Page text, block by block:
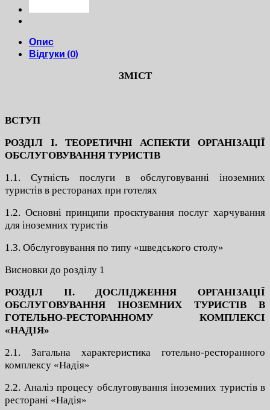
Опис
Відгуки (0)
ЗМІСТ
ВСТУП
РОЗДІЛ І. ТЕОРЕТИЧНІ АСПЕКТИ ОРГАНІЗАЦІЇ
ОБСЛУГОВУВАННЯ ТУРИСТІВ
1.1. Сутність послуги в обслуговуванні іноземних
туристів в ресторанах при готелях
1.2. Основні принципи проєктування послуг харчування
для іноземних туристів
1.3. Обслуговування по типу «шведського столу»
Висновки до розділу 1
РОЗДІЛ ІІ. ДОСЛІДЖЕННЯ ОРГАНІЗАЦІЇ
ОБСЛУГОВУВАННЯ ІНОЗЕМНИХ ТУРИСТІВ В
ГОТЕЛЬНО-РЕСТОРАННОМУ КОМПЛЕКСІ
«НАДІЯ»
2.1. Загальна характеристика готельно-ресторанного
комплексу «Надія»
2.2. Аналіз процесу обслуговування іноземних туристів в
ресторані «Надія»